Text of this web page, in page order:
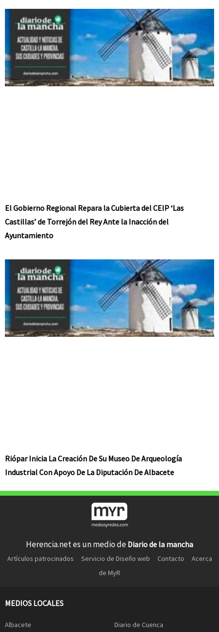
El Gobierno Regional Repara la Cubierta del CEIP ‘Las
Castillas’ de Torrejón del Rey Ante la Inacción del
Ayuntamiento
Riópar Inicia La Creación De Su Museo De Arqueología
Industrial Con Apoyo De La Diputación De Albacete
Herencia.net es un medio de Diario de la mancha
Artículos patrocinados Servicio de Diseño web Contacto
Acerca
de MyR
MEDIOS LOCALES
Albacete Diario de Cuenca